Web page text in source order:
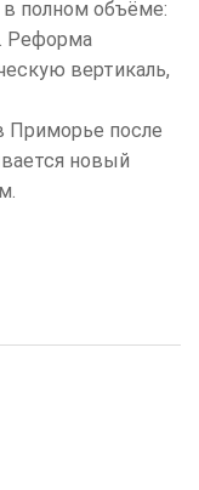
в полном объёме:
Реформа
вертикаль,
Приморье после
новый